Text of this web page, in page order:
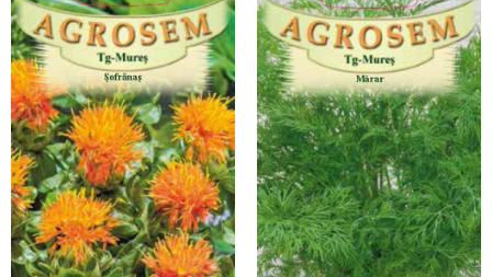
Accesorii
Hrana (furaje)
Suplimente si produse de uz
veterinar
Vaci și cai
Cai
Vaci
Accesorii
Hrana (furaje)